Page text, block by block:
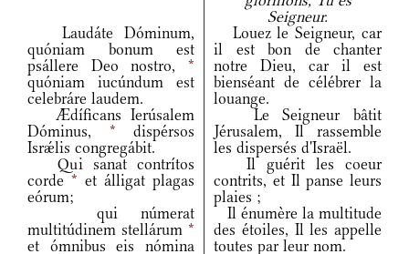
Seigneur.
Laudáte Dóminum,
quóniam bonum est
psállere Deo nostro, *
quóniam iucúndum est
celebráre laudem.
Louez le Seigneur, car
il est bon de chanter
notre Dieu, car il est
bienséant de célébrer la
louange.
Ædíficans Ierúsalem
Dóminus, * dispérsos
Isrǽlis congregábit.
Le Seigneur bâtit
Jérusalem, Il rassemble
les dispersés d'Israël.
Qui sanat contrítos
corde * et álligat plagas
eórum;
Il guérit les coeur
contrits, et Il panse leurs
plaies ;
qui númerat
multitúdinem stellárum *
et ómnibus eis nómina
Il énumère la multitude
des étoiles, Il les appelle
toutes par leur nom.